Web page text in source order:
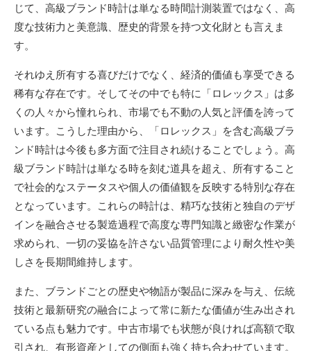
じて、高級ブランド時計は単なる時間計測装置ではなく、高
度な技術力と美意識、歴史的背景を持つ文化財とも言えま
す。
それゆえ所有する喜びだけでなく、経済的価値も享受できる
稀有な存在です。そしてその中でも特に「ロレックス」は多
くの人々から憧れられ、市場でも不動の人気と評価を誇って
います。こうした理由から、「ロレックス」を含む高級ブラ
ンド時計は今後も多方面で注目され続けることでしょう。高
級ブランド時計は単なる時を刻む道具を超え、所有すること
で社会的なステータスや個人の価値観を反映する特別な存在
となっています。これらの時計は、精巧な技術と独自のデザ
インを融合させる製造過程で高度な専門知識と緻密な作業が
求められ、一切の妥協を許さない品質管理により耐久性や美
しさを長期間維持します。
また、ブランドごとの歴史や物語が製品に深みを与え、伝統
技術と最新研究の融合によって常に新たな価値が生み出され
ている点も魅力です。中古市場でも状態が良ければ高額で取
引され、有形資産としての側面も強く持ち合わせています。